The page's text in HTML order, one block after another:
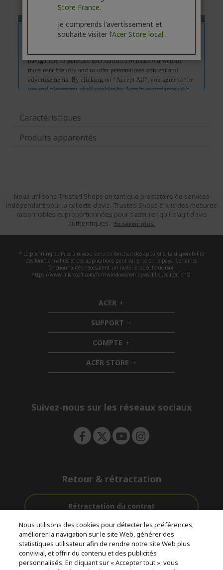
Caractéristiques
Produits apparentés
Nous utilisons Trusted Shops en tant que prestataire de services
indépendant pour la collecte d'avis. Trusted Shops a pris des mesures
raisonnables et proportionnées pour s'assurer qu'il s'agit d'avis
authentiques.
En savoir plus.
* Le planning de mise à niveau varie en fonction des appareils. La disponibilité
des fonctionnalités et des applications peut varier selon le pays. Certaines
fonctionnalités nécessitent un matériel spécifique (voir
https://www.microsoft.com/fr-fr/windows/windows-11-specifications).
ACER h
i
d
d
e
n
SUPPORT h
i
d
d
e
n
COMPTE h
i
d
d
ACER STORE h
i
e
Suivez-nous sur les réseaux sociaux
Retour & rétractation
Rétractation du contrat
Livraison
Gratuite
Accompagnement
avant et après-
vente
Avec 0%
D'intérêt
Store France.
Je comprends l'avertissement et
souhaite visiter l'Acer Store local.
Nous utilisons des cookies pour détecter les préférences,
améliorer la navigation sur le site Web, générer des
statistiques utilisateur afin de rendre notre site Web plus
convivial, et offrir du contenu et des publicités
personnalisés. En cliquant sur « Accepter tout », vous